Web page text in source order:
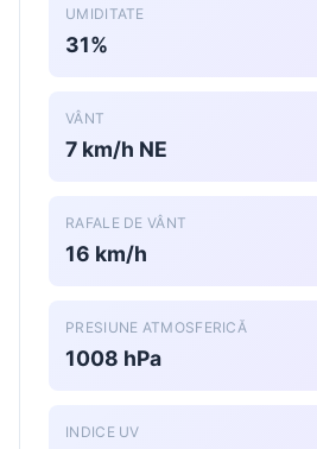
UMIDITATE
31%
VÂNT
7 km/h NE
RAFALE DE VÂNT
16 km/h
PRESIUNE ATMOSFERICĂ
1008 hPa
INDICE UV